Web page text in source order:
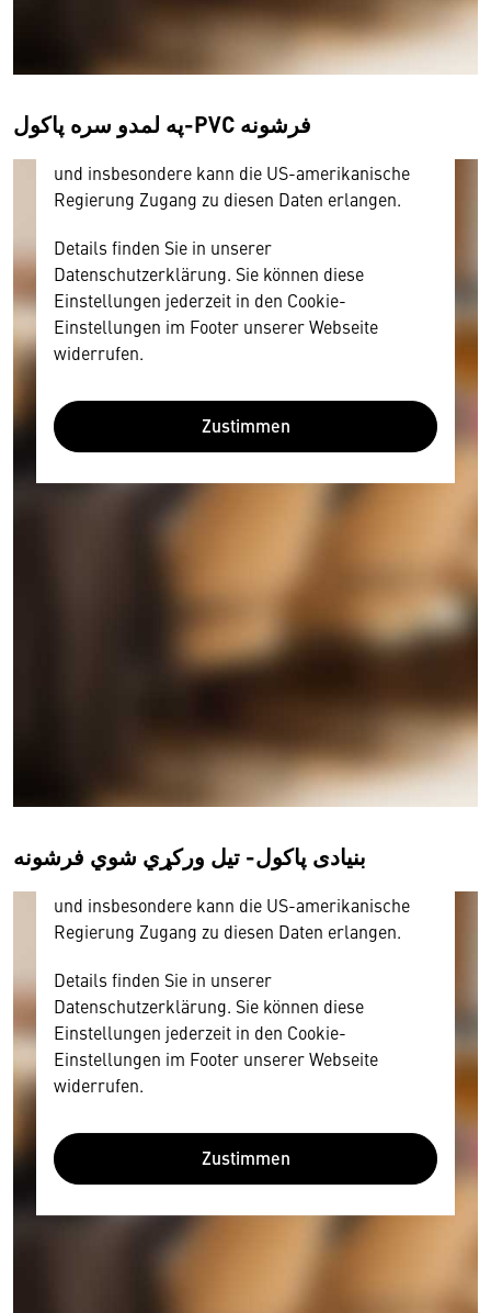
په لمدو سره پاکول-PVC فرشونه
Ihre Zustimmung, da Ihr Browser
personenbezogene technische Daten zu Geräten
und Nutzerverhalten mitunter mit US-
Diese Daten unterliegen keinem dem EU-
Datenschutzrecht angemessenen Schutzniveau
und insbesondere kann die US-amerikanische
Regierung Zugang zu diesen Daten erlangen.
Details finden Sie in unserer
Datenschutzerklärung. Sie können diese
Einstellungen jederzeit in den Cookie-
Einstellungen im Footer unserer Webseite
widerrufen.
Zustimmen
بنیادی پاکول- تيل ورکړي شوي فرشونه
Wir benötigen Ihre Zustimmung
Inhalt anzeigen. Dafür benötigen wir allerdings
Ihre Zustimmung, da Ihr Browser
personenbezogene technische Daten zu Geräten
und Nutzerverhalten mitunter mit US-
Diese Daten unterliegen keinem dem EU-
Datenschutzrecht angemessenen Schutzniveau
und insbesondere kann die US-amerikanische
Regierung Zugang zu diesen Daten erlangen.
Details finden Sie in unserer
Datenschutzerklärung. Sie können diese
Einstellungen jederzeit in den Cookie-
Einstellungen im Footer unserer Webseite
widerrufen.
Zustimmen